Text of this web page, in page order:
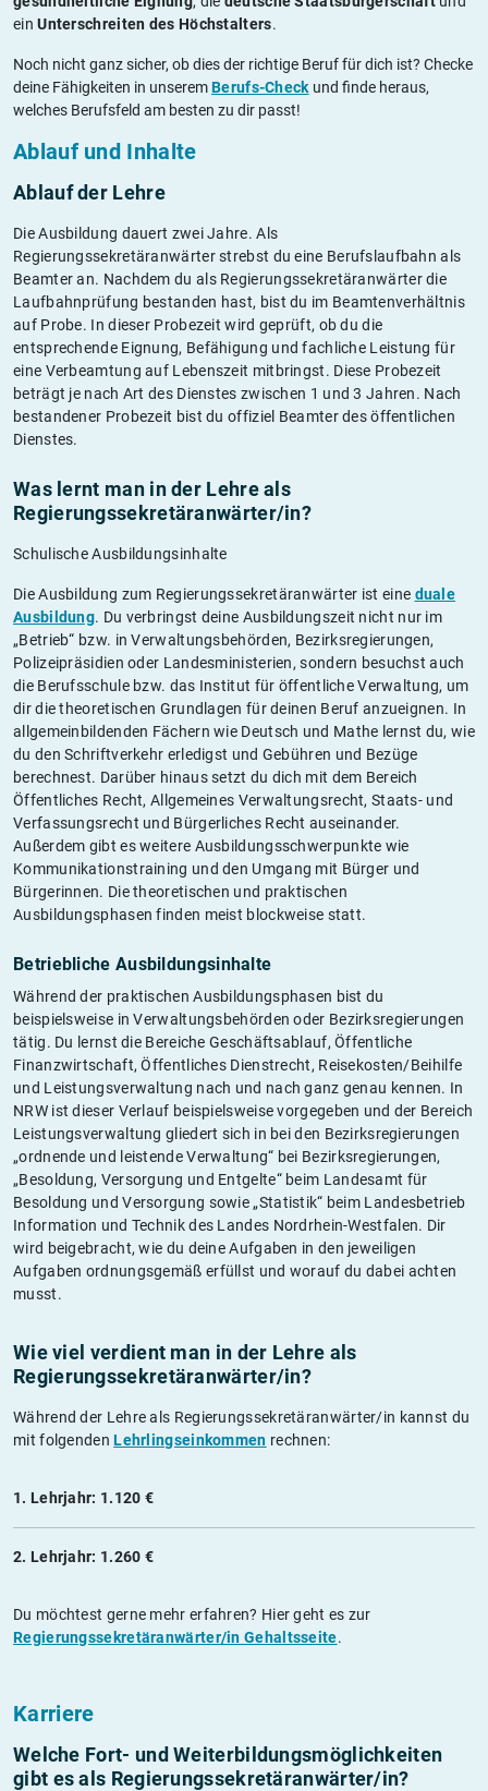
einUnterschreiten des Höchstalters.
Noch nicht ganz sicher, ob dies der richtige Beruf für dich ist? Checke
deine Fähigkeiten in unseremBerufs-Check und finde heraus,
welches Berufsfeld am besten zu dir passt!
Ablauf und Inhalte
Ablauf der Lehre
Die Ausbildung dauert zwei Jahre. Als
Regierungssekretäranwärter strebst du eine Berufslaufbahn als
Beamter an. Nachdem du als Regierungssekretäranwärter die
Laufbahnprüfung bestanden hast, bist du im Beamtenverhältnis
auf Probe. In dieser Probezeit wird geprüft, ob du die
entsprechende Eignung, Befähigung und fachliche Leistung für
eine Verbeamtung auf Lebenszeit mitbringst. Diese Probezeit
beträgt je nach Art des Dienstes zwischen 1 und 3 Jahren. Nach
bestandener Probezeit bist du offiziel Beamter des öffentlichen
Dienstes.
Was lernt man in der Lehre als
Regierungssekretäranwärter/in?
Schulische Ausbildungsinhalte
Die Ausbildung zum Regierungssekretäranwärter ist eine duale
Ausbildung. Du verbringst deine Ausbildungszeit nicht nur im
„Betrieb“ bzw. in Verwaltungsbehörden, Bezirksregierungen,
Polizeipräsidien oder Landesministerien, sondern besuchst auch
die Berufsschule bzw. das Institut für öffentliche Verwaltung, um
dir die theoretischen Grundlagen für deinen Beruf anzueignen. In
allgemeinbildenden Fächern wie Deutsch und Mathe lernst du, wie
du den Schriftverkehr erledigst und Gebühren und Bezüge
berechnest. Darüber hinaus setzt du dich mit dem Bereich
Öffentliches Recht, Allgemeines Verwaltungsrecht, Staats- und
Verfassungsrecht und Bürgerliches Recht auseinander.
Außerdem gibt es weitere Ausbildungsschwerpunkte wie
Kommunikationstraining und den Umgang mit Bürger und
Bürgerinnen. Die theoretischen und praktischen
Ausbildungsphasen finden meist blockweise statt.
Betriebliche Ausbildungsinhalte
Während der praktischen Ausbildungsphasen bist du
beispielsweise in Verwaltungsbehörden oder Bezirksregierungen
tätig. Du lernst die Bereiche Geschäftsablauf, Öffentliche
Finanzwirtschaft, Öffentliches Dienstrecht, Reisekosten/Beihilfe
und Leistungsverwaltung nach und nach ganz genau kennen. In
NRW ist dieser Verlauf beispielsweise vorgegeben und der Bereich
Leistungsverwaltung gliedert sich in bei den Bezirksregierungen
„ordnende und leistende Verwaltung“ bei Bezirksregierungen,
„Besoldung, Versorgung und Entgelte“ beim Landesamt für
Besoldung und Versorgung sowie „Statistik“ beim Landesbetrieb
Information und Technik des Landes Nordrhein-Westfalen. Dir
wird beigebracht, wie du deine Aufgaben in den jeweiligen
Aufgaben ordnungsgemäß erfüllst und worauf du dabei achten
musst.
Wie viel verdient man in der Lehre als
Regierungssekretäranwärter/in?
Während der Lehre als Regierungssekretäranwärter/in kannst du
mit folgendenLehrlingseinkommen rechnen:
1. Lehrjahr: 1.120 €
2. Lehrjahr: 1.260 €
Du möchtest gerne mehr erfahren? Hier geht es zur
Regierungssekretäranwärter/in Gehaltsseite.
Karriere
Welche Fort- und Weiterbildungs­möglichkeiten
gibt es als Regierungssekretäranwärter/in?